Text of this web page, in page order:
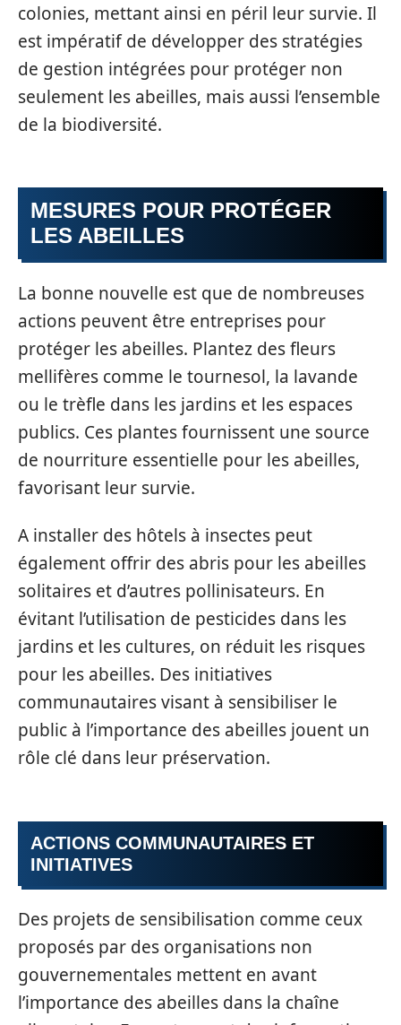
colonies, mettant ainsi en péril leur survie. Il
est impératif de développer des stratégies
de gestion intégrées pour protéger non
seulement les abeilles, mais aussi l’ensemble
de la biodiversité.
MESURES POUR PROTÉGER
LES ABEILLES
La bonne nouvelle est que de nombreuses
actions peuvent être entreprises pour
protéger les abeilles. Plantez des fleurs
mellifères comme le tournesol, la lavande
ou le trèfle dans les jardins et les espaces
publics. Ces plantes fournissent une source
de nourriture essentielle pour les abeilles,
favorisant leur survie.
A installer des hôtels à insectes peut
également offrir des abris pour les abeilles
solitaires et d’autres pollinisateurs. En
évitant l’utilisation de pesticides dans les
jardins et les cultures, on réduit les risques
pour les abeilles. Des initiatives
communautaires visant à sensibiliser le
public à l’importance des abeilles jouent un
rôle clé dans leur préservation.
ACTIONS COMMUNAUTAIRES ET
INITIATIVES
Des projets de sensibilisation comme ceux
proposés par des organisations non
gouvernementales mettent en avant
l’importance des abeilles dans la chaîne